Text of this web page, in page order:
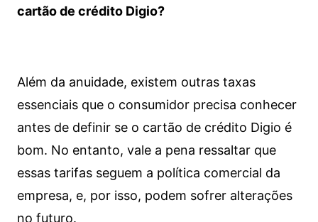
cartão de crédito Digio?
Além da anuidade, existem outras taxas
essenciais que o consumidor precisa conhecer
antes de definir se o cartão de crédito Digio é
bom. No entanto, vale a pena ressaltar que
essas tarifas seguem a política comercial da
empresa, e, por isso, podem sofrer alterações
no futuro.